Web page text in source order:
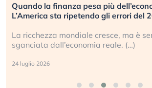
Quando la finanza pesa più
L’America sta ripetendo gli errori del
La ricchezza mondiale cresce, ma è
sganciata dall’economia reale. (…)
24 luglio 2026